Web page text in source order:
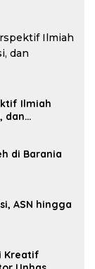
Ilmiah
dan
di Barania
ASN hingga
Kreatif